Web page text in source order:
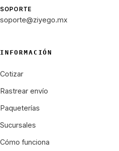
SOPORTE
soporte@ziyego.mx
INFORMACIÓN
Cotizar
Rastrear envío
Paqueterías
Sucursales
Cómo funciona